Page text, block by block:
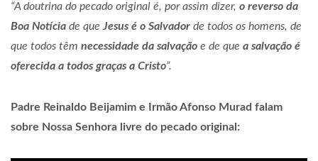
“A doutrina do pecado original é, por assim dizer, o reverso da
Boa Notícia de que Jesus é o Salvador de todos os homens, de
que todos têm necessidade da salvação e de que a salvação é
oferecida a todos graças a Cristo”.
Padre Reinaldo Beijamim e Irmão Afonso Murad falam
sobre Nossa Senhora livre do pecado original: